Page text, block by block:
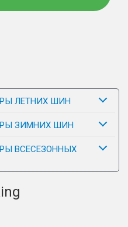
ЛЕТНИХ ШИН
ЗИМНИХ ШИН
ВСЕСЕЗОННЫХ